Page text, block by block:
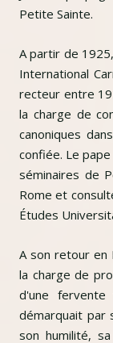
Petite Sainte.
A partir de
International
recteur entre
la charge de
canoniques
confiée. Le
séminaires de
Rome et
Études
A son retour en
la charge de
d'une
démarquait par
son humilité,